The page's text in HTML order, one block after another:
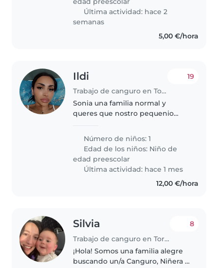
Última actividad: hace 2
semanas
5,00 €/hora
Ildi
Trabajo de canguro en Torrevieja
19
Sonia una familia normal y
queres que nostro pequenio
cuide bine
Número de niños: 1
Edad de los niños: Niño de
edad preescolar
Última actividad: hace 1 mes
12,00 €/hora
Silvia
Trabajo de canguro en Torrevieja
8
¡Hola! Somos una familia alegre
buscando un/a Canguro, Niñera o